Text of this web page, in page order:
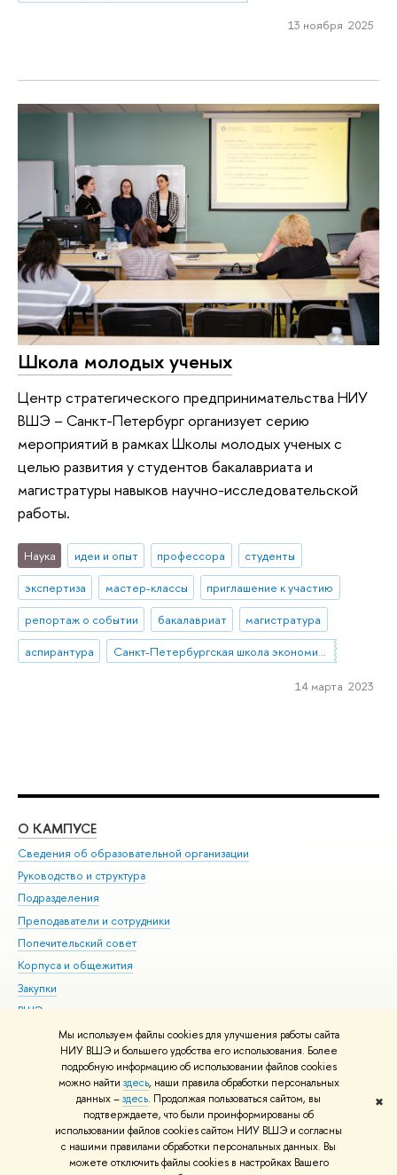
Мы используем файлы cookies для улучшения работы сайта
НИУ ВШЭ и большего удобства его использования. Более
подробную информацию об использовании файлов cookies
можно найти здесь, наши правила обработки персональных
данных –здесь. Продолжая пользоваться сайтом, вы
подтверждаете, что были проинформированы об
использовании файлов cookies сайтом НИУ ВШЭ и согласны
с нашими правилами обработки персональных данных. Вы
можете отключить файлы cookies в настройках Вашего
✖
13 ноября 2025
Школа молодых ученых
Центр стратегического предпринимательства НИУ
ВШЭ – Санкт-Петербург организует серию
мероприятий в рамках Школы молодых ученых с
целью развития у студентов бакалавриата и
магистратуры навыков научно-исследовательской
работы.
Наука идеи и опыт профессора
студенты
экспертиза
мастер-классы
приглашение к участию
репортаж о событии
бакалавриат
магистратура
аспирантура
14 марта 2023
О КАМПУСЕ
Сведения об образовательной организации
Руководство и структура
Подразделения
Преподаватели и сотрудники
Попечительский совет
Корпуса и общежития
Закупки
ВШЭ для студентов с ограниченными возможностями
здоровья и инвалидностью
Версия для слабовидящих
Единая платежная страница
© НИУ ВШЭ 1993–2026 Адреса и контакты Условия использования
материалов Политика конфиденциальности Карта сайта
Шрифты HSE Sans и HSE Slab разработаны вШколе дизайна НИУ ВШЭ